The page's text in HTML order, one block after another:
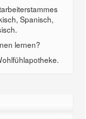
Spanisch,
lernen?